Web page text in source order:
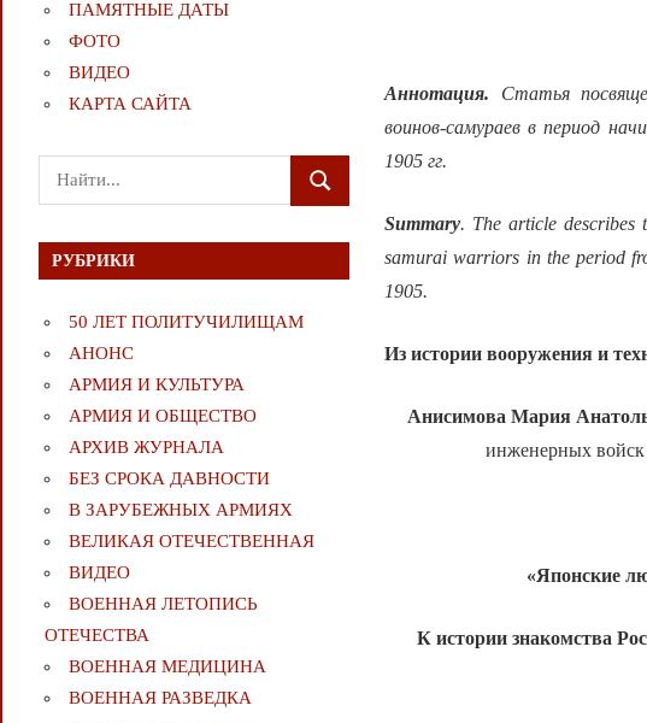
Аннотация.
Статья
воинов-самураев в период
1905 гг.
Summary. The article describes
samurai warriors in the period
1905.
Из истории вооружения и
Анисимова Мария
инженерных войск
«Японские
К истории знакомства
ПАМЯТНЫЕ ДАТЫ
ФОТО
ВИДЕО
КАРТА САЙТА
Поиск
для:
ПОИСК
РУБРИКИ
50 ЛЕТ ПОЛИТУЧИЛИЩАМ
АНОНС
АРМИЯ И КУЛЬТУРА
АРМИЯ И ОБЩЕСТВО
АРХИВ ЖУРНАЛА
БЕЗ СРОКА ДАВНОСТИ
В ЗАРУБЕЖНЫХ АРМИЯХ
ВЕЛИКАЯ ОТЕЧЕСТВЕННАЯ
ВИДЕО
ВОЕННАЯ ЛЕТОПИСЬ
ОТЕЧЕСТВА
ВОЕННАЯ МЕДИЦИНА
ВОЕННАЯ РАЗВЕДКА